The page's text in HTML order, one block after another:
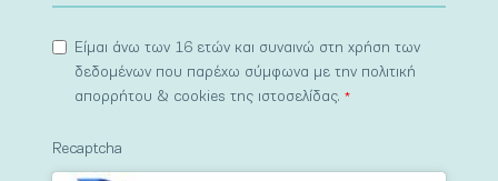
Είμαι άνω των 16 ετών και συναινώ στη χρήση των
δεδομένων που παρέχω σύμφωνα με την πολιτική
απορρήτου & cookies της ιστοσελίδας.*
Recaptcha